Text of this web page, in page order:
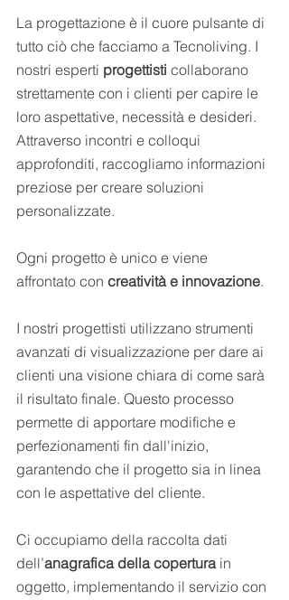
La progettazione è il cuore pulsante di
tutto ciò che facciamo a Tecnoliving. I
nostri esperti progettisti collaborano
strettamente con i clienti per capire le
loro aspettative, necessità e desideri.
Attraverso incontri e colloqui
approfonditi, raccogliamo informazioni
preziose per creare soluzioni
personalizzate.
Ogni progetto è unico e viene
affrontato con creatività e innovazione.
I nostri progettisti utilizzano strumenti
avanzati di visualizzazione per dare ai
clienti una visione chiara di come sarà
il risultato finale. Questo processo
permette di apportare modifiche e
perfezionamenti fin dall'inizio,
garantendo che il progetto sia in linea
con le aspettative del cliente.
Ci occupiamo della raccolta dati
dell’anagrafica della copertura in
oggetto, implementando il servizio con